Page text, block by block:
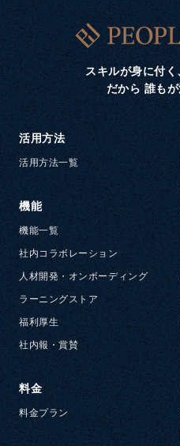
スキルが身に付く
だから 誰もが
活用方法
活用方法一覧
機能
機能一覧
社内コラボレーション
人材開発・オンボーディング
ラーニングストア
福利厚生
社内報・賞賛
料金
料金プラン